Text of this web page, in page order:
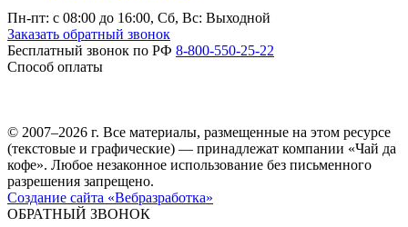
Пн-пт: c 08:00 до 16:00, Сб, Вс: Выходной
Заказать обратный звонок
Бесплатный звонок по РФ 8-800-550-25-22
Способ оплаты
© 2007–2026 г. Все материалы, размещенные на этом ресурсе
(текстовые и графические) — принадлежат компании «Чай да
кофе». Любое незаконное использование без письменного
разрешения запрещено.
Создание сайта «Вебразработка»
ОБРАТНЫЙ ЗВОНОК